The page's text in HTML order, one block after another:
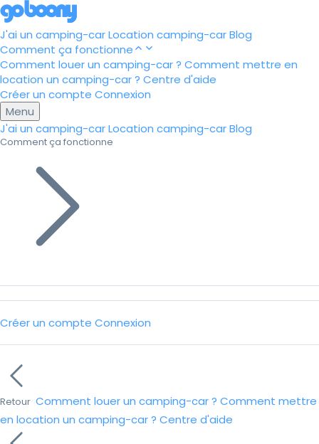
J'ai un camping-carLocation camping-carBlog
Comment ça fonctionne
Comment louer un camping-car ? Comment mettre en
location un camping-car ? Centre d'aide
Créer un compte Connexion
Menu
J'ai un camping-carLocation camping-carBlog
Comment ça fonctionne
Créer un compte Connexion
Retour Comment louer un camping-car ? Comment mettre
en location un camping-car ? Centre d'aide